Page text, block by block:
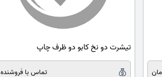
تیشرت دو نخ کابو دو ظرف چاپ
تماس با فروشنده